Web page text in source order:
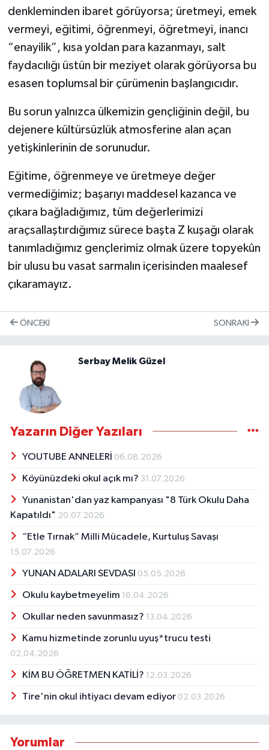
denkleminden ibaret görüyorsa; üretmeyi, emek
vermeyi, eğitimi, öğrenmeyi, öğretmeyi, inancı
“enayilik”, kısa yoldan para kazanmayı, salt
faydacılığı üstün bir meziyet olarak görüyorsa bu
esasen toplumsal bir çürümenin başlangıcıdır.
Bu sorun yalnızca ülkemizin gençliğinin değil, bu
dejenere kültürsüzlük atmosferine alan açan
yetişkinlerinin de sorunudur.
Eğitime, öğrenmeye ve üretmeye değer
vermediğimiz; başarıyı maddesel kazanca ve
çıkara bağladığımız, tüm değerlerimizi
araçsallaştırdığımız sürece başta Z kuşağı olarak
tanımladığımız gençlerimiz olmak üzere topyekûn
bir ulusu bu vasat sarmalın içerisinden maalesef
çıkaramayız.
ÖNCEKI SONRAKI
Serbay Melik Güzel
Yazarın Diğer Yazıları
YOUTUBE ANNELERİ 06.08.2026
Köyünüzdeki okul açık mı? 31.07.2026
Yunanistan'dan yaz kampanyası "8 Türk Okulu Daha
Kapatıldı" 20.07.2026
“Etle Tırnak” Milli Mücadele, Kurtuluş Savaşı
15.07.2026
YUNAN ADALARI SEVDASI 05.05.2026
Okulu kaybetmeyelim 16.04.2026
Okullar neden savunmasız? 13.04.2026
Kamu hizmetinde zorunlu uyuş*trucu testi
02.04.2026
KİM BU ÖĞRETMEN KATİLİ? 12.03.2026
Tire'nin okul ihtiyacı devam ediyor 02.03.2026
Yorumlar